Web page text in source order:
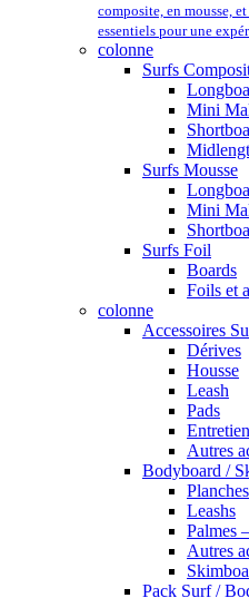
composite, en mousse,
essentiels pour une
colonne
Surfs
Mini
Surfs Mousse
Mini
Surfs Foil
Boards
Foils et
colonne
Accessoires
Dérives
Housse
Leash
Pads
Autres
Bodyboard /
Planches
Leashs
Palmes
Autres
Pack Surf /